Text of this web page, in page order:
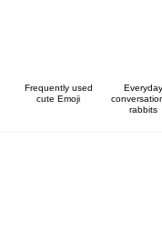
Frequently used
cute Emoji
Everyday
rabbits